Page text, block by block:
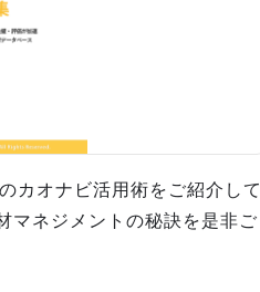
カオナビ活用術をご紹介して
マネジメントの秘訣を是非ご